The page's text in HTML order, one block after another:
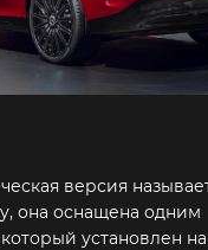
версия
она оснащена одним
установлен